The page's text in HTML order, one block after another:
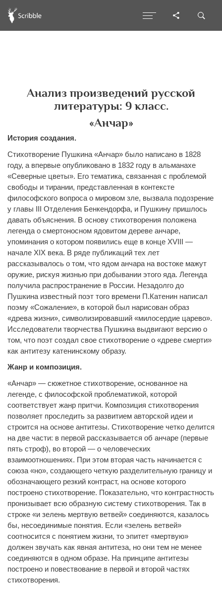
Анализ произведений русской
литературы: 9 класс.
«Анчар»
История создания.
Стихотворение Пушкина «Анчар» было написано в 1828
году, а впервые опубликовано в 1832 году в альманахе
«Северные цветы». Его тематика, связанная с проблемой
свободы и тирании, представленная в контексте
философского вопроса о мировом зле, вызвала подозрение
у главы III Отделения Бенкендорфа, и Пушкину пришлось
давать объяснения. В основу стихотворения положена
легенда о смертоносном ядовитом дереве анчаре,
упоминания о котором появились еще в конце XVIII —
начале XIX века. В ряде публикаций тех лет
рассказывалось о том, что ядом анчара на востоке мажут
оружие, рискуя жизнью при добывании этого яда. Легенда
получила распространение в России. Незадолго до
Пушкина известный поэт того времени П.Катенин написал
поэму «Сожаление», в которой был нарисован образ
«древа жизни», символизировавший «милосердие царево».
Исследователи творчества Пушкина выдвигают версию о
том, что поэт создал свое стихотворение о «древе смерти»
как антитезу катенинскому образу.
Жанр и композиция.
«Анчар» — сюжетное стихотворение, основанное на
легенде, с философской проблематикой, которой
соответствует жанр притчи. Композиция стихотворения
позволяет проследить за развитием авторской идеи и
строится на основе антитезы. Стихотворение четко делится
на две части: в первой рассказывается об анчаре (первые
пять строф), во второй — о человеческих
взаимоотношениях. При этом вторая часть начинается с
союза «но», создающего четкую разделительную границу и
обозначающего резкий контраст, на основе которого
построено стихотворение. Показательно, что контрастность
пронизывает всю образную систему стихотворения. Так в
строке «и зелень мертвую ветвей» соединяются, казалось
бы, несоединимые понятия. Если «зелень ветвей»
соотносится с понятием жизни, то эпитет «мертвую»
должен звучать как явная антитеза, но они тем не менее
соединяются в одном образе. На принципе антитезы
построено и повествование в первой и второй частях
стихотворения.